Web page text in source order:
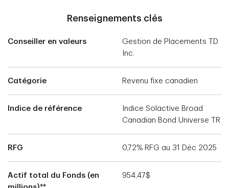
Renseignements clés
Conseiller en valeurs
Gestion de Placements TD
Inc.
Catégorie Revenu fixe canadien
Indice de référence
Indice Solactive Broad
Canadian Bond Universe TR
RFG 0,72% RFG au 31 Déc 2025
Actif total du Fonds (en
954,47$